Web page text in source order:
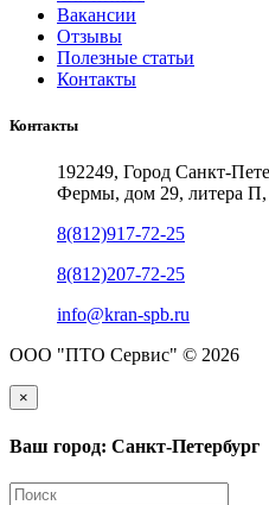
Вакансии
Отзывы
Полезные статьи
Контакты
Контакты
192249, Город Санкт-
Фермы, дом 29, литера
8(812)917-72-25
8(812)207-72-25
info@kran-spb.ru
ООО "ПТО Сервис" © 2026
×
Ваш город: Санкт-Петербург